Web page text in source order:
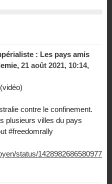
: Les pays amis
21 août 2021, 10:14,
contre le confinement.
plusieurs villes du pays
#freedomrally
status/1428982686580977